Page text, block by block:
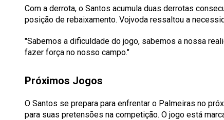
Com a derrota, o Santos acumula duas derrotas
posição de rebaixamento. Vojvoda ressaltou a
"Sabemos a dificuldade do jogo, sabemos a nossa
fazer força no nosso campo."
Próximos Jogos
O Santos se prepara para enfrentar o Palmeiras no
para suas pretensões na competição. O jogo está